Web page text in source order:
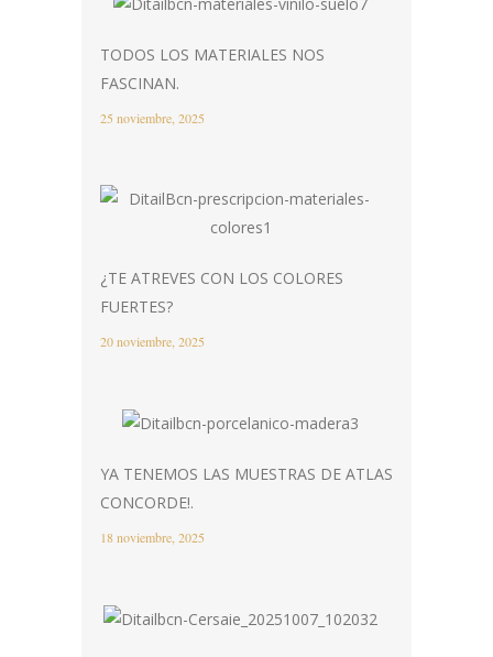
TODOS LOS MATERIALES NOS
FASCINAN.
25 noviembre, 2025
¿TE ATREVES CON LOS COLORES
FUERTES?
20 noviembre, 2025
YA TENEMOS LAS MUESTRAS DE ATLAS
CONCORDE!.
18 noviembre, 2025